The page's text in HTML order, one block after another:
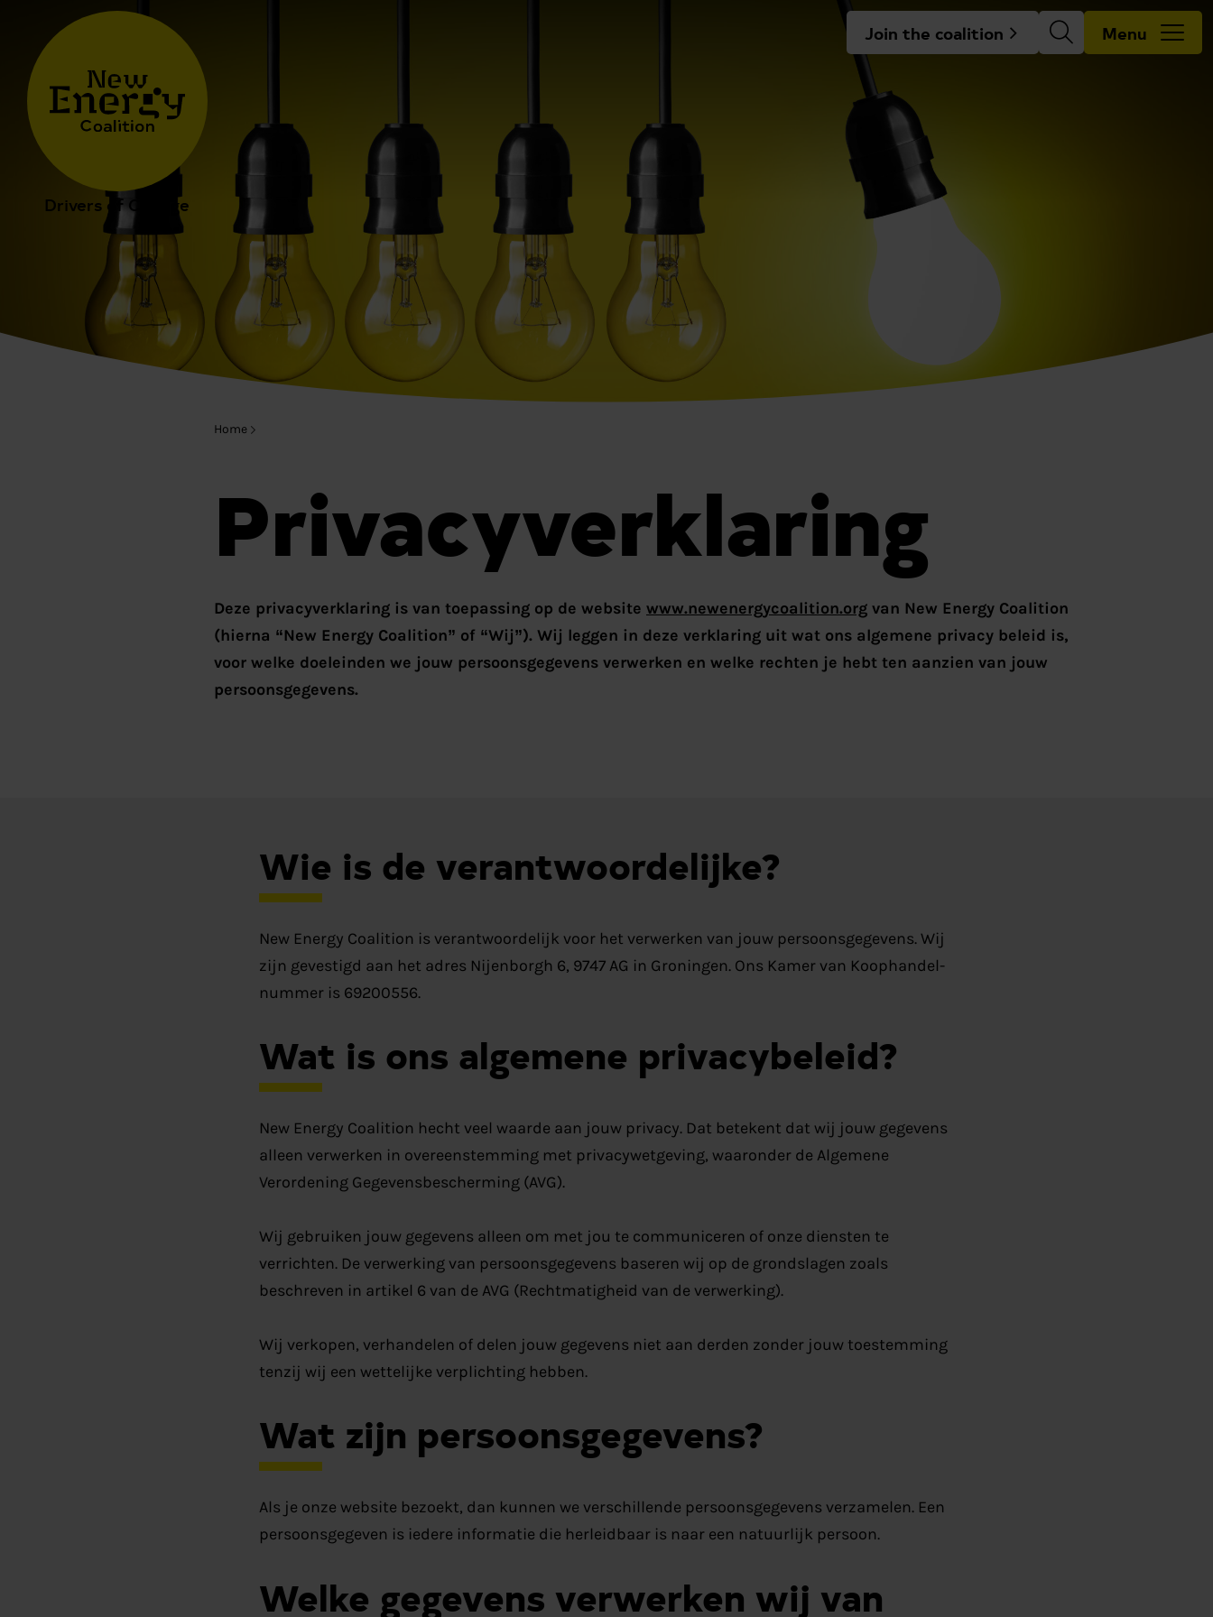
Drivers of Change
Join the coalition Menu
Home
Privacyverklaring
Deze privacyverklaring is van toepassing op de website www.newenergycoalition.orgvan New Energy Coalition
(hierna “New Energy Coalition” of “Wij”). Wij leggen in deze verklaring uit wat ons algemene privacy beleid is,
voor welke doeleinden we jouw persoonsgegevens verwerken en welke rechten je hebt ten aanzien van jouw
persoonsgegevens.
Wie is de verantwoordelijke?
New Energy Coalition is verantwoordelijk voor het verwerken van jouw persoonsgegevens. Wij
zijn gevestigd aan het adres Nijenborgh 6, 9747 AG in Groningen. Ons Kamer van Koophandel-
nummer is 69200556.
Wat is ons algemene privacybeleid?
New Energy Coalition hecht veel waarde aan jouw privacy. Dat betekent dat wij jouw gegevens
alleen verwerken in overeenstemming met privacywetgeving, waaronder de Algemene
Verordening Gegevensbescherming (AVG).
Wij gebruiken jouw gegevens alleen om met jou te communiceren of onze diensten te
verrichten. De verwerking van persoonsgegevens baseren wij op de grondslagen zoals
beschreven in artikel 6 van de AVG (Rechtmatigheid van de verwerking).
Wij verkopen, verhandelen of delen jouw gegevens niet aan derden zonder jouw toestemming
tenzij wij een wettelijke verplichting hebben.
Wat zijn persoonsgegevens?
Als je onze website bezoekt, dan kunnen we verschillende persoonsgegevens verzamelen. Een
persoonsgegeven is iedere informatie die herleidbaar is naar een natuurlijk persoon.
Welke gegevens verwerken wij van